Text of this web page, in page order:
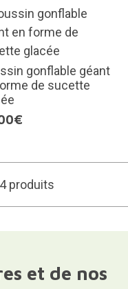
gonflable géant
de sucette
produits
et de nos